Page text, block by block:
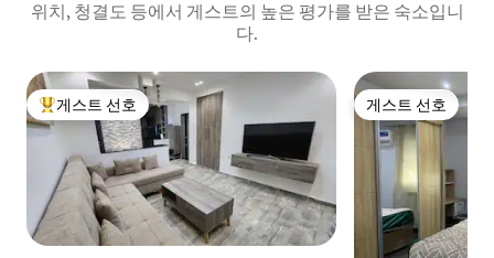
위치, 청결도 등에서 게스트의 높은 평가를 받은 숙소입니
다.
상위 게스트 선호
게스트 선호 게스트 선호
게스트 선호